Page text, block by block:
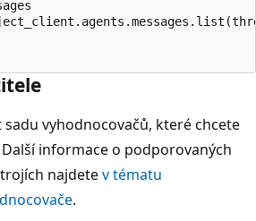
vyhodnocovačů, které chcete
informace o podporovaných
najdetev tématu
.